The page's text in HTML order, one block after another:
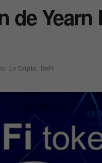
de Yearn
En Cripto DeFi